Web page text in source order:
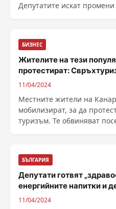
Депутатите искат
БИЗНЕС
Жителите на тези
протестират:
11/04/2024
Местните жители на
мобилизират, за да
туризъм. Те обвиняват
БЪЛГАРИЯ
Депутати готвят
енергийните напитки и
11/04/2024